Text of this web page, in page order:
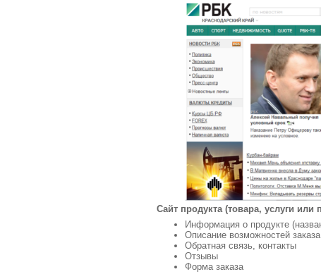
Сайт продукта (товара, услуги
Информация о продукте
Описание возможностей
Обратная связь, контакты
Отзывы
Форма заказа